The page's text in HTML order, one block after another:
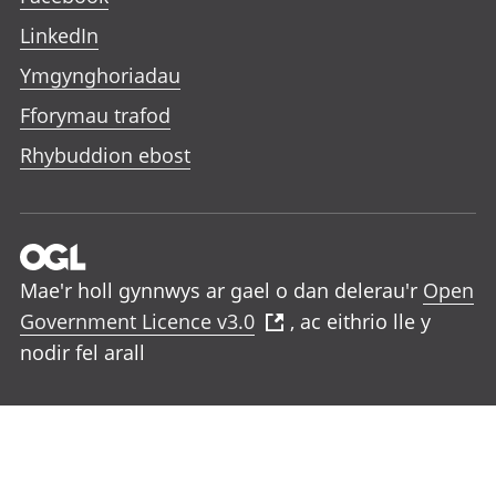
LinkedIn
Ymgynghoriadau
Fforymau trafod
Rhybuddion ebost
Mae'r holl gynnwys ar gael o dan delerau'r Open
Government Licence v3.0
, ac eithrio lle y
nodir fel arall